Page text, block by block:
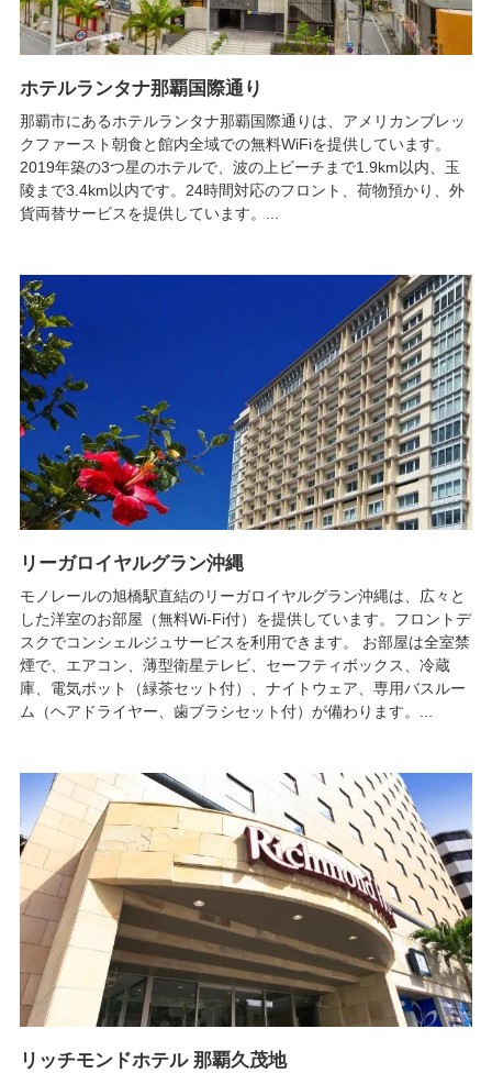
ホテルランタナ那覇国際通り
那覇市にあるホテルランタナ那覇国際通りは、アメリカンブレッ
クファースト朝食と館内全域での無料WiFiを提供しています。
2019年築の3つ星のホテルで、波の上ビーチまで1.9km以内、玉
陵まで3.4km以内です。24時間対応のフロント、荷物預かり、外
貨両替サービスを提供しています。...
リーガロイヤルグラン沖縄
モノレールの旭橋駅直結のリーガロイヤルグラン沖縄は、広々と
した洋室のお部屋（無料Wi-Fi付）を提供しています。フロントデ
スクでコンシェルジュサービスを利用できます。 お部屋は全室禁
煙で、エアコン、薄型衛星テレビ、セーフティボックス、冷蔵
庫、電気ポット（緑茶セット付）、ナイトウェア、専用バスルー
ム（ヘアドライヤー、歯ブラシセット付）が備わります。...
リッチモンドホテル 那覇久茂地